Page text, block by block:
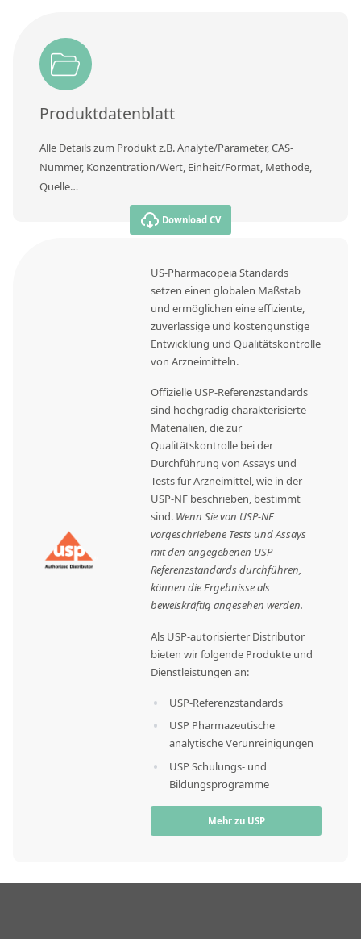
Produktdatenblatt
Alle Details zum Produkt z.B. Analyte/Parameter, CAS-
Nummer, Konzentration/Wert, Einheit/Format, Methode,
Quelle…
Download CV
US-Pharmacopeia Standards
setzen einen globalen Maßstab
und ermöglichen eine effiziente,
zuverlässige und kostengünstige
Entwicklung und Qualitätskontrolle
von Arzneimitteln.
Offizielle USP-Referenzstandards
sind hochgradig charakterisierte
Materialien, die zur
Qualitätskontrolle bei der
Durchführung von Assays und
Tests für Arzneimittel, wie in der
USP-NF beschrieben, bestimmt
sind. Wenn Sie von USP-NF
vorgeschriebene Tests und Assays
mit den angegebenen USP-
Referenzstandards durchführen,
können die Ergebnisse als
beweiskräftig angesehen werden.
Als USP-autorisierter Distributor
bieten wir folgende Produkte und
Dienstleistungen an:
USP-Referenzstandards
USP Pharmazeutische
analytische Verunreinigungen
USP Schulungs- und
Bildungsprogramme
Mehr zu USP